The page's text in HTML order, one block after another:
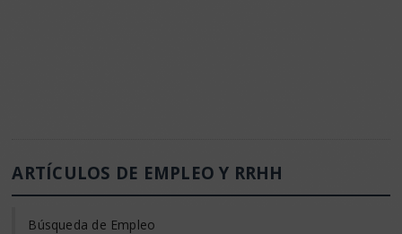
ARTÍCULOS DE EMPLEO Y RRHH
Búsqueda de Empleo